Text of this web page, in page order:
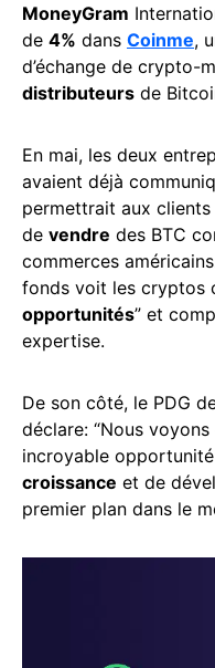
MoneyGram
de 4% dans Coinme,
d’échange de crypto-
distributeurs de
En mai, les deux
avaient déjà
permettrait aux clients
de vendre des BTC
commerces
fonds voit les cryptos
opportunités” et
expertise.
De son côté, le PDG
déclare: “Nous
incroyable
croissance et de
premier plan dans le